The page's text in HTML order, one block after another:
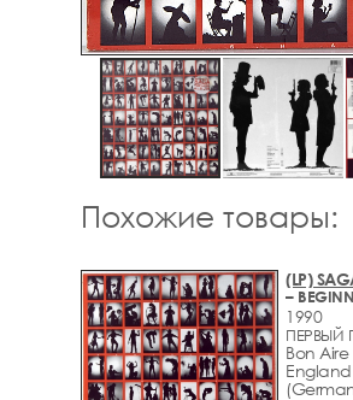
Похожие товары:
(LP)
1990
ПЕРВЫЙ
Bon Aire